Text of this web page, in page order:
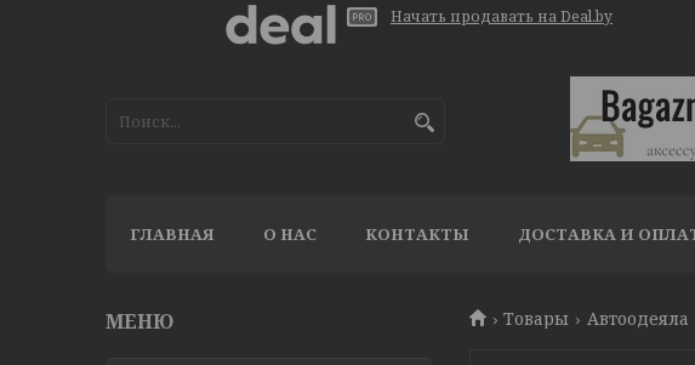
Начать продавать на Deal.by
ГЛАВНАЯ О НАС КОНТАКТЫ ДОСТАВКА И
Товары Автоодеяла